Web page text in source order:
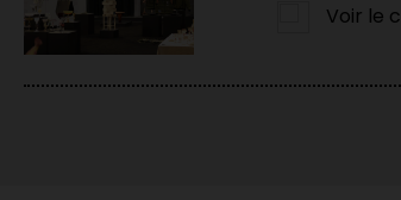
Félicitations aux finissant·e·s du DEC
leurs projets ambitieux de fin...
Voir le